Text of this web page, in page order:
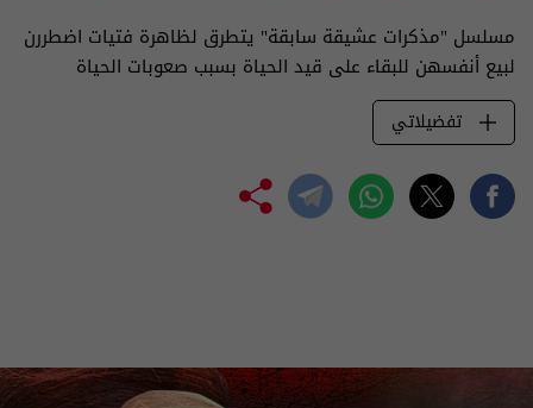
مسلسل "مذكرات عشيقة سابقة" يتطرق لظاهرة فتيات اضطررن
لبيع أنفسهن للبقاء على قيد الحياة بسبب صعوبات الحياة
تفضيلاتي